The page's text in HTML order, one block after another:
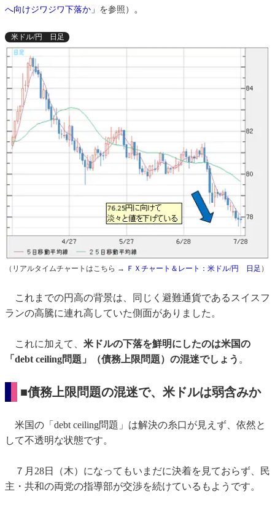
へ向けジワジワ下落か」 を参照） 。
米ドル/円 日足
（リアルタイムチャートはこちら → ＦＸチャート＆レート：米ドル/円 日足 ）
これまでの円高の背景は、同じく避難通貨であるスイスフ
ランの高騰に連れ高していた側面がありました。
これに加えて、 米ドルの下落を鮮明にしたのは米国の
「debt ceiling問題」（債務上限問題）の混迷でしょう 。
■債務上限問題の混迷で、米ドルは弱含みか
米国の「debt ceiling問題」は解決の糸口が見えず、依然と
して不透明な状態です。
７月28日（木）になってもいまだに決着を見ておらず、民
主・共和の両党の指導部が交渉を続けているもようです。